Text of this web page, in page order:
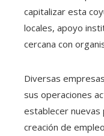
capitalizar esta
locales, apoyo
cercana con
Diversas
sus operaciones
establecer nuevas
creación de